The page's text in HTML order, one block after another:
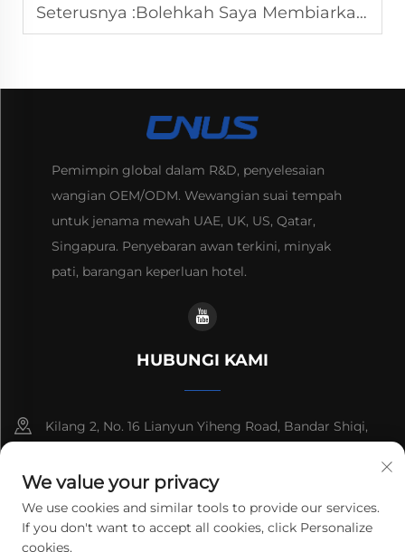
Seterusnya :Bolehkah Saya Membiarkan Penyebarkan Aromaterapi Mini Berjalan Sepanjang Malam Tanpa Risiko Kesihatan?
Pemimpin global dalam R&D, penyelesaian
wangian OEM/ODM. Wewangian suai tempah
untuk jenama mewah UAE, UK, US, Qatar,
Singapura. Penyebaran awan terkini, minyak
pati, barangan keperluan hotel.
HUBUNGI KAMI
Kilang 2, No. 16 Lianyun Yiheng Road, Bandar Shiqi,
+86-13192436782
[email protected]
We value your privacy
We use cookies and similar tools to provide our services.
If you don't want to accept all cookies, click Personalize
cookies.